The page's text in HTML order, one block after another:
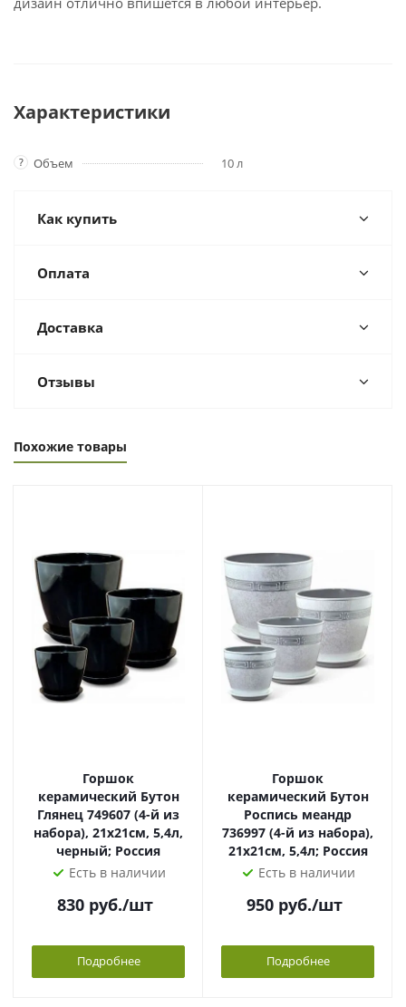
Характеристики
? Объем 10 л
Как купить
Оплата
Доставка
Отзывы
Похожие товары
Горшок
керамический Бутон
Глянец 749607 (4-й из
набора), 21х21см, 5,4л,
черный; Россия
Есть в наличии
830 руб./шт
Подробнее
Горшок
керамический Бутон
Роспись меандр
736997 (4-й из набора),
21х21см, 5,4л; Россия
Есть в наличии
950 руб./шт
Подробнее